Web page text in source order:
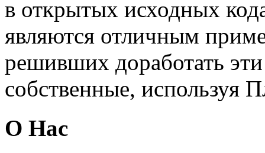
в открытых исходных
являются отличным
решивших доработать
собственные, используя
О Нас